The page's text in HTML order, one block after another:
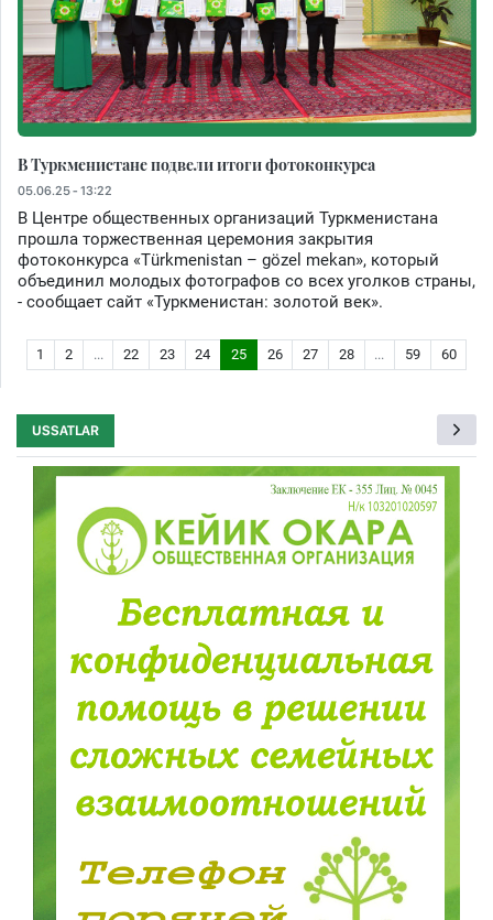
В Туркменистане подвели итоги фотоконкурса
05.06.25 - 13:22
В Центре общественных организаций Туркменистана
прошла торжественная церемония закрытия
фотоконкурса «Тürkmenistan – gözel mekan», который
объединил молодых фотографов со всех уголков страны,
- сообщает сайт «Туркменистан: золотой век».
1 2 ... 22 23 24 25 26 27 28 ... 59 60
USSATLAR